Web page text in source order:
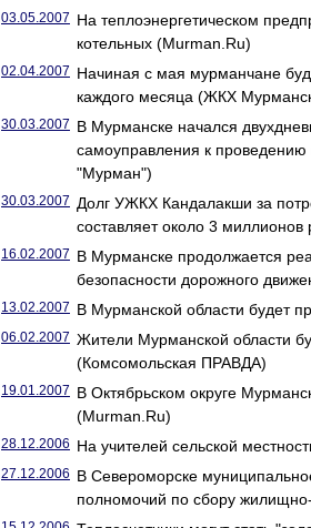
03.05.2007 На теплоэнергетическом
котельных (Murman.Ru)
02.04.2007 Начиная с мая мурманчане
каждого месяца (ЖКХ
30.03.2007 В Мурманске начался
самоуправления к
"Мурман")
30.03.2007 Долг УЖКХ Кандалакши за
составляет около 3
16.02.2007 В Мурманске продолжается
безопасности дорожного
13.02.2007 В Мурманской области будет
06.02.2007 Жители Мурманской области
(Комсомольская ПРАВДА)
19.01.2007 В Октябрьском округе
(Murman.Ru)
28.12.2006 На учителей сельской
27.12.2006 В Североморске
полномочий по сбору